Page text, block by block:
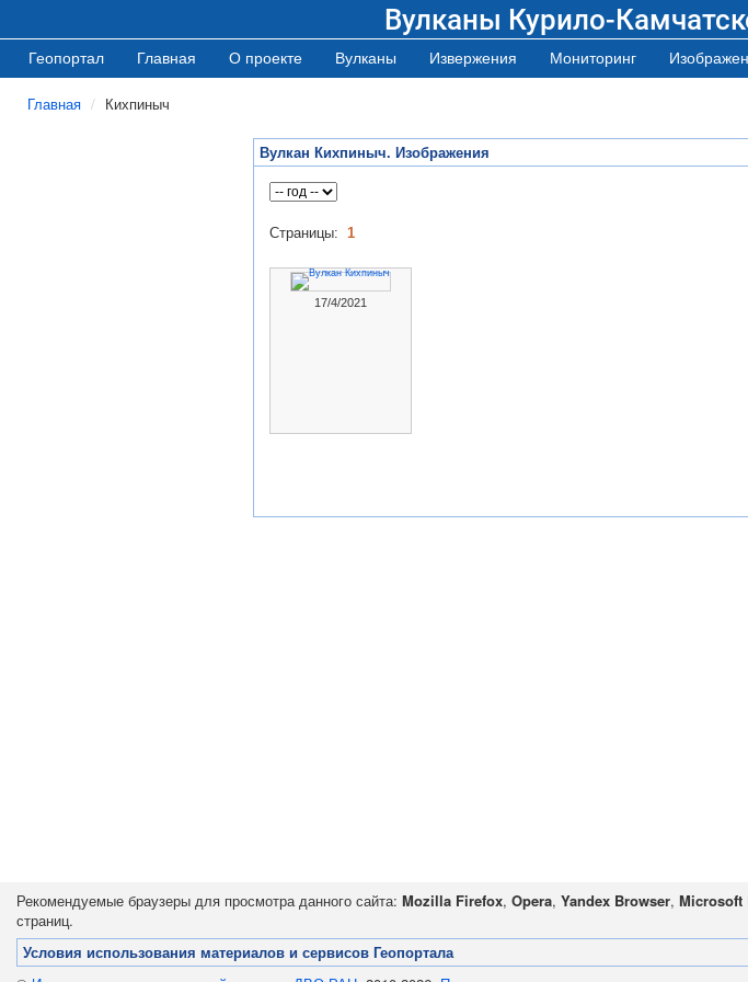
Вулканы Курило-
Геопортал Главная О проекте Вулканы Извержения Мониторинг
Главная Кихпиныч
Вулкан Кихпиныч. Изображения
Страницы: 1
17/4/2021
Рекомендуемые браузеры для просмотра данного сайта: Mozilla Firefox, Opera, Yandex Browser, Microsoft
страниц.
Условия использования материалов и сервисов Геопортала